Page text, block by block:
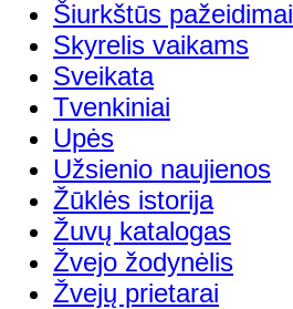
Šiurkštūs pažeidimai
Skyrelis vaikams
Sveikata
Tvenkiniai
Upės
Užsienio naujienos
Žūklės istorija
Žuvų katalogas
Žvejo žodynėlis
Žvejų prietarai